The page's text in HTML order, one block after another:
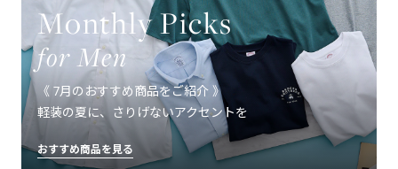
Monthly Picks
for Men
《 7月のおすすめ商品をご紹介 》
軽装の夏に、さりげないアクセントを
おすすめ商品を見る